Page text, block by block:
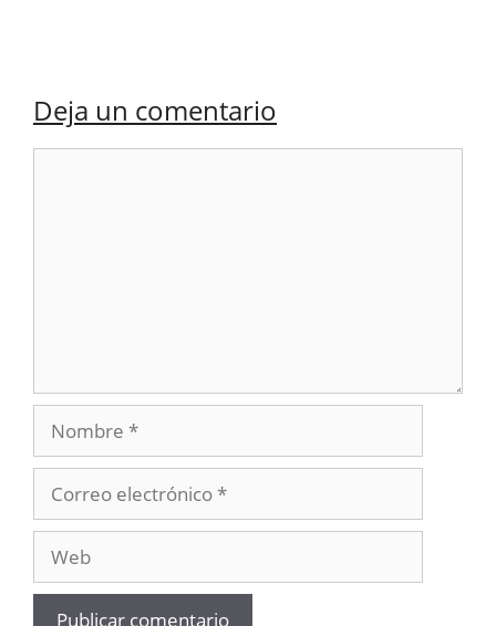
Deja un comentario
Nombre
electrónico